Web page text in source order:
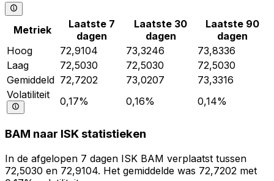
Metriek
Laatste 7
dagen
Laatste 30
dagen
Laatste 90
dagen
Hoog
72,9104 73,3246
73,8336
Laag
72,5030 72,5030
72,5030
Gemiddeld 72,7202 73,0207
73,3316
Volatiliteit
0,17% 0,16% 0,14%
BAM naar ISK statistieken
In de afgelopen 7 dagen ISK BAM verplaatst tussen
72,5030 en 72,9104. Het gemiddelde was 72,7202 met